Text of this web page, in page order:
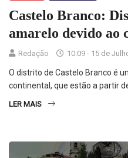
Castelo Branco:
amarelo devido ao
Redação 10:09 - 15 de
O distrito de Castelo Branco é
continental, que estão a partir
LER MAIS